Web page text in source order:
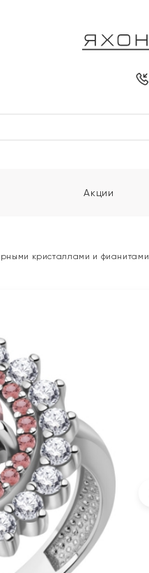
Акции
кристаллами и фианитами